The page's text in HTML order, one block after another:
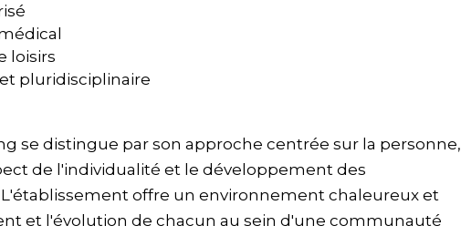
loisirs
pluridisciplinaire
se distingue par son approche centrée sur la personne,
de l'individualité et le développement des
offre un environnement chaleureux et
et l'évolution de chacun au sein d'une communauté